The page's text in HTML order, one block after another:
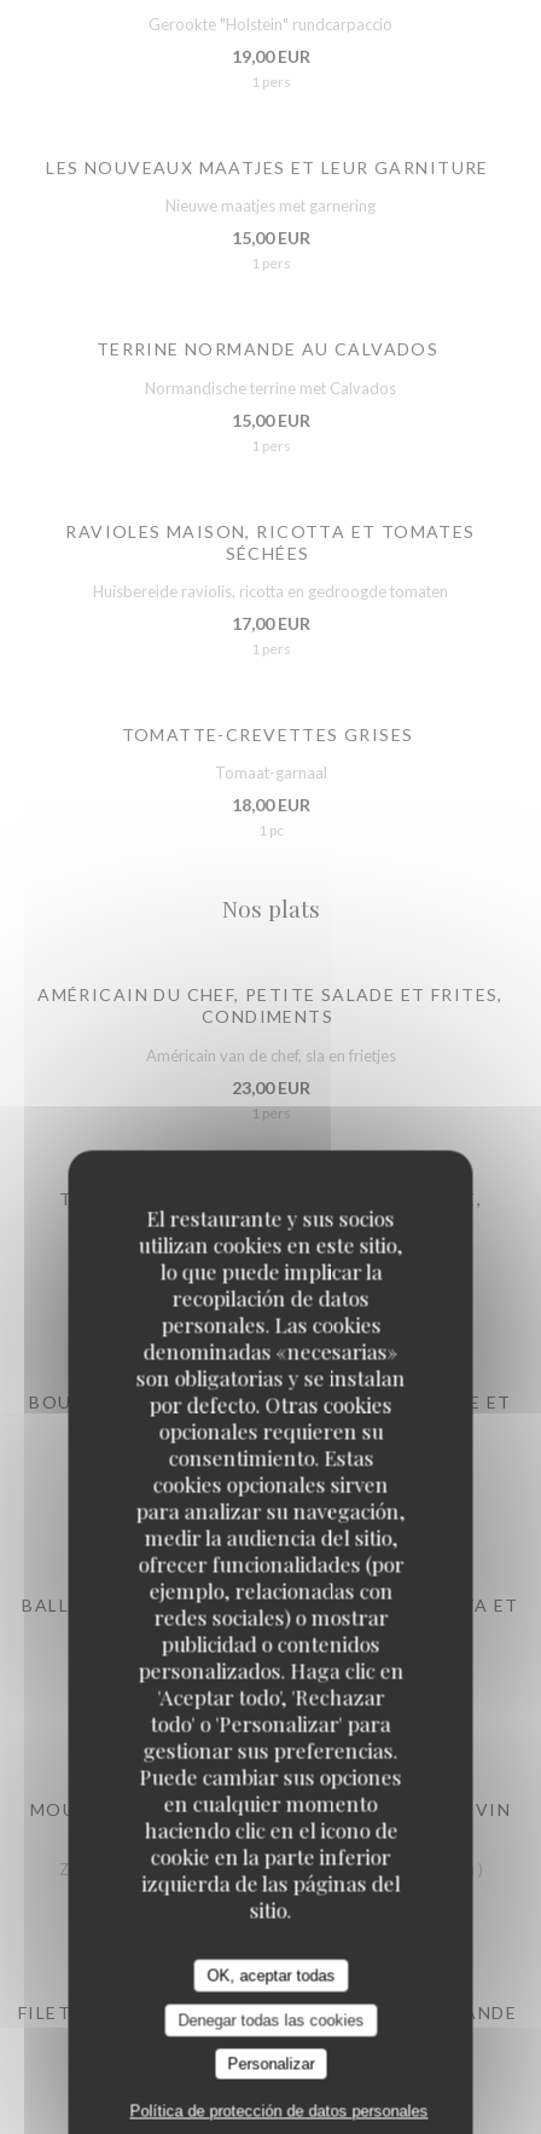
El restaurante y sus socios
utilizan cookies en este sitio,
lo que puede implicar la
recopilación de datos
personales. Las cookies
denominadas «necesarias»
son obligatorias y se instalan
por defecto. Otras cookies
opcionales requieren su
consentimiento. Estas
cookies opcionales sirven
para analizar su navegación,
medir la audiencia del sitio,
ofrecer funcionalidades (por
ejemplo, relacionadas con
redes sociales) o mostrar
publicidad o contenidos
personalizados. Haga clic en
'Aceptar todo', 'Rechazar
todo' o 'Personalizar' para
gestionar sus preferencias.
Puede cambiar sus opciones
en cualquier momento
haciendo clic en el icono de
cookie en la parte inferior
izquierda de las páginas del
sitio.
OK, aceptar todas
Denegar todas las cookies
Personalizar
Política de protección de datos personales
Gerookte "Holstein" rundcarpaccio
19,00 EUR
1 pers
LES NOUVEAUX MAATJES ET LEUR GARNITURE
Nieuwe maatjes met garnering
15,00 EUR
1 pers
TERRINE NORMANDE AU CALVADOS
Normandische terrine met Calvados
15,00 EUR
1 pers
RAVIOLES MAISON, RICOTTA ET TOMATES
SÉCHÉES
Huisbereide raviolis, ricotta en gedroogde tomaten
17,00 EUR
1 pers
TOMATTE-CREVETTES GRISES
Tomaat-garnaal
18,00 EUR
1 pc
Nos plats
AMÉRICAIN DU CHEF, PETITE SALADE ET FRITES,
CONDIMENTS
Américain van de chef, sla en frietjes
23,00 EUR
1 pers
TARTARE DE BOEUF (MOULU) À L'ITALIENNE,
PARMESAN ET BALSAMIQUE,
Italiaanse rundstartaar, sla en frietjes
24,00 EUR
1 pers
BOULETTES SAUCE TOMATE, FRITES OU PURÉE ET
SALADES
Ballekes in tomatensaus, frietjes of aardappelpuree en sla
23,00 EUR
1 pers
BALLOTTINE DE VOLAILLE FARCIE À LA RICOTTA ET
CHORIZO
Met ricotta en chorizo gevulde gevogelte ballotine
26,00 EUR
1 pers
MOULES DE ZEELANDE (MARINIÈRE, À L'AIL OU VIN
BLANC,)
Zeeuwse mosselen (traditionele wijze, met look of witte wijn )
27,00 EUR
FILET DE BAR DE LIGNE, VINAIGRETTE GOURMANDE
Zeebaarsfilet, vinaigrette gourmande
28,00 EUR
1 pers